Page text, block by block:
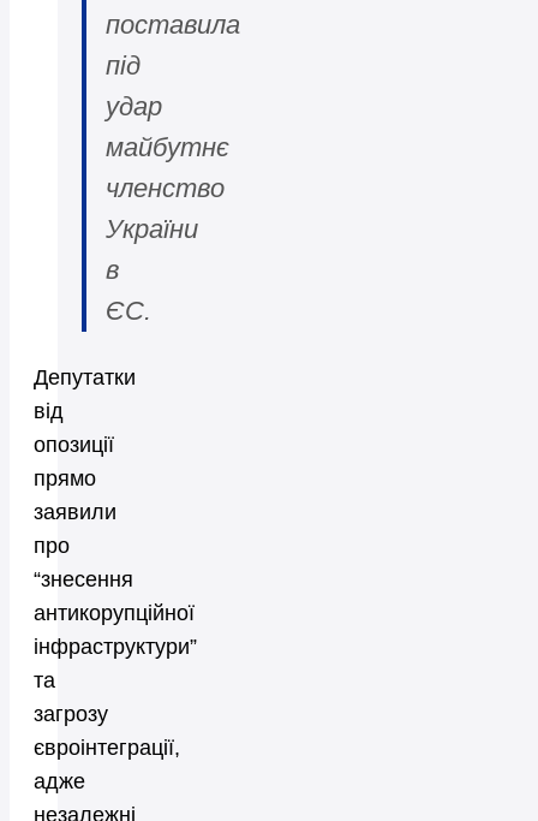
поставила
під
удар
майбутнє
членство
України
в
ЄС.
Депутатки
від
опозиції
прямо
заявили
про
“знесення
антикорупційної
інфраструктури”
та
загрозу
євроінтеграції,
адже
незалежні